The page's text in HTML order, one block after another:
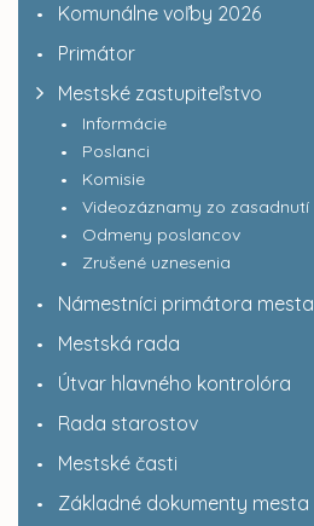
Komunálne voľby 2026
Primátor
Mestské zastupiteľstvo
Informácie
Poslanci
Komisie
Videozáznamy zo zasadnutí
Odmeny poslancov
Zrušené uznesenia
Námestníci primátora mesta
Mestská rada
Útvar hlavného kontrolóra
Rada starostov
Mestské časti
Základné dokumenty mesta